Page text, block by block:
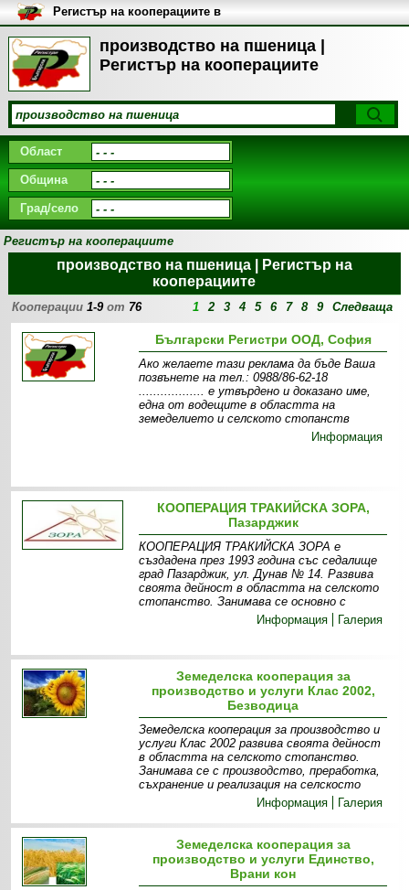
производство на пшеница |
Регистър на кооперациите
Регистър на кооперациите в
България
Област
Община
Град/село
Регистър на кооперациите
производство на пшеница | Регистър на
кооперациите
Кооперации1-9от 76 1 2 3 4 5 6 7 8 9 Следваща
Български Регистри ООД, София
Ако желаете тази реклама да бъде Ваша
позвънете на тел.: 0988/86-62-18
.................. e утвърдено и доказано име,
една от водещите в областта на
земеделието и селското стопанств
Информация
КООПЕРАЦИЯ ТРАКИЙСКА ЗОРА,
Пазарджик
КООПЕРАЦИЯ ТРАКИЙСКА ЗОРА е
създадена през 1993 година със седалище
град Пазарджик, ул. Дунав № 14. Развива
своята дейност в областта на селското
стопанство. Занимава се основно с
Информация
Галерия
Земеделска кооперация за
производство и услуги Клас 2002,
Безводица
Земеделска кооперация за производство и
услуги Клас 2002 развива своята дейност
в областта на селското стопанство.
Занимава се с производство, преработка,
съхранение и реализация на селскосто
Информация
Галерия
Земеделска кооперация за
производство и услуги Единство,
Врани кон